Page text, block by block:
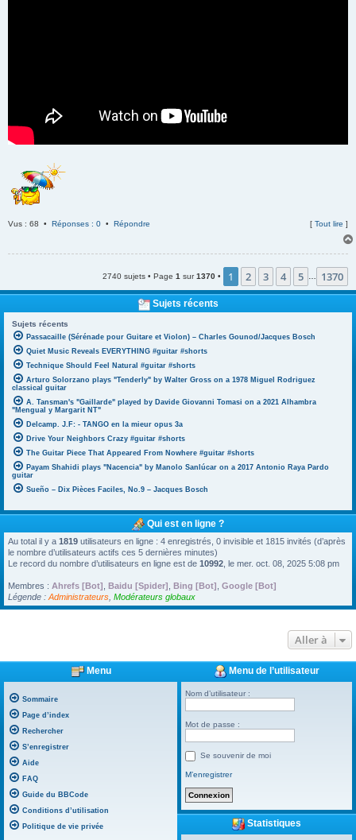
Vus : 68 • Réponses : 0 • Répondre [ Tout lire ]
2740 sujets • Page 1 sur1370 • 1 2 3 4 5 1370
Sujets récents
Sujets récents
Passacaille (Sérénade pour Guitare et Violon) – Charles Gounod/Jacques Bosch
Quiet Music Reveals EVERYTHING #guitar #shorts
Technique Should Feel Natural #guitar #shorts
Arturo Solorzano plays "Tenderly" by Walter Gross on a 1978 Miguel Rodriguez
classical guitar
A. Tansman's "Gaillarde" played by Davide Giovanni Tomasi on a 2021 Alhambra
"Mengual y Margarit NT"
Delcamp. J.F: - TANGO en la mieur opus 3a
Drive Your Neighbors Crazy #guitar #shorts
The Guitar Piece That Appeared From Nowhere #guitar #shorts
Payam Shahidi plays "Nacencia" by Manolo Sanlúcar on a 2017 Antonio Raya Pardo
guitar
Sueño – Dix Pièces Faciles, No.9 – Jacques Bosch
Qui est en ligne ?
Au total il y a 1819 utilisateurs en ligne : 4 enregistrés, 0 invisible et 1815 invités (d’après
le nombre d’utilisateurs actifs ces 5 dernières minutes)
Le record du nombre d’utilisateurs en ligne est de 10992 , le mer. oct. 08, 2025 5:08 pm
Membres : Ahrefs [Bot] Baidu [Spider] Bing [Bot] Google [Bot]
Légende : Administrateurs Modérateurs globaux
Aller à
Menu
Sommaire
Page d’index
Rechercher
S’enregistrer
Aide
FAQ
Guide du BBCode
Conditions d’utilisation
Politique de vie privée
Menu de l’utilisateur
Nom d’utilisateur :
Mot de passe :
Se souvenir de moi
M’enregistrer
Statistiques